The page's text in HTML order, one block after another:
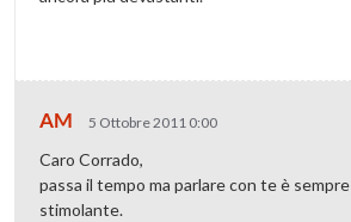
AM 5 Ottobre 2011 0:00
Caro Corrado,
passa il tempo ma parlare con te è sempre
stimolante.